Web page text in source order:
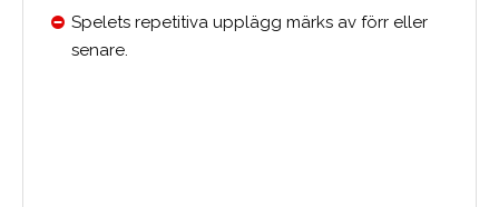
Spelets repetitiva upplägg märks av förr eller
senare.